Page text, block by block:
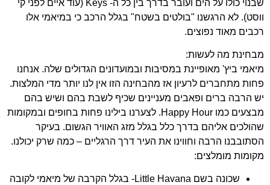
שבנוי כולו על הים ועובר בדרך בין כל ה- Keys (עוד איים לפני קי
ווסט). לא הרגשנו "בולטים בשטח" בגלל הרכב כי במיאמי אלו
רכבים מאוד נפוצים.
מבחינת מה לעשות:
מיאמי ביץ' מאופיינת במסיבות ובמועדונים הגדולים שלה. אנחנו
פחות מתחברים לרעיון אז מהבחינה הזו אין לנו יותר מדי המלצות.
יש הרבה ברים ופאבים מעניינים שכיף לשבת בהם ושיש בהם
מבצעים כמו Happy Hour. לצערנו בילינו פחות בחופים ובמקומות
שהולכים אליהם בדרך כלל בגלל מזג האוויר הגשום. בעיקר
הסתובבנו הרבה וחווינו את העיר דרך הרגליים – כמה שרק יכולנו.
מקומות מומלצים:
שכונה בשם Little Havana- בגלל הקרבה של מיאמי לקובה